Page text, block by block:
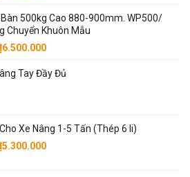
tại
là:
₫7.500.000.
500kg Cao 880-900mm. WP500/
Chuyển Khuôn Mẫu
6.500.000Giá
tại
Tay Đầy Đủ
Xe Nâng 1-5 Tấn (Thép 6 li)
5.300.000Giá